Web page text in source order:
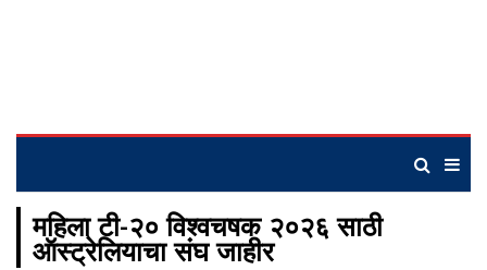
महिला टी-२० विश्वचषक २०२६ साठी
ऑस्ट्रेलियाचा संघ जाहीर